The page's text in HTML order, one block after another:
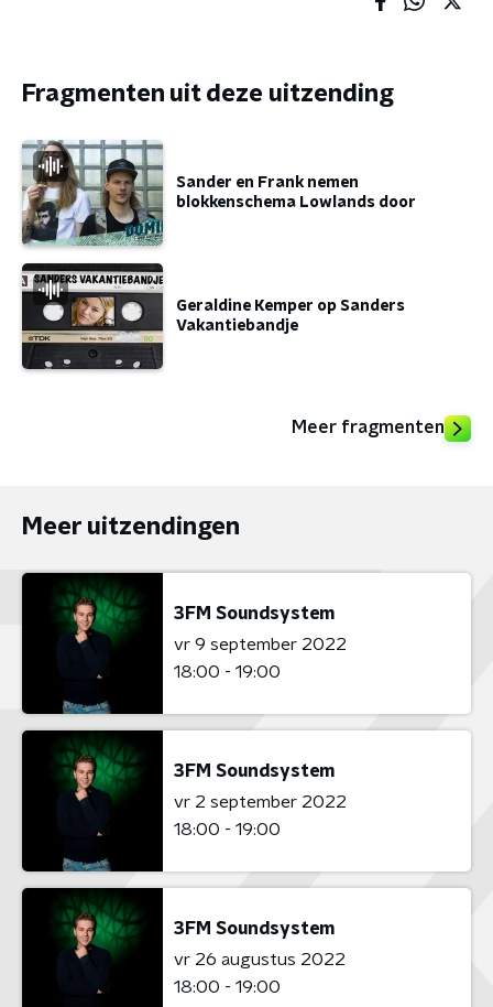
Fragmenten uit deze uitzending
Sander en Frank nemen
blokkenschema Lowlands door
Geraldine Kemper op Sanders
Vakantiebandje
Meer fragmenten
Meer uitzendingen
3FM Soundsystem
vr 9 september 2022
18:00 - 19:00
3FM Soundsystem
vr 2 september 2022
18:00 - 19:00
3FM Soundsystem
vr 26 augustus 2022
18:00 - 19:00